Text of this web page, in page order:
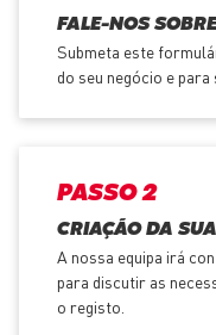
FALE-NOS
Submeta este
do seu negócio e
PASSO 2
CRIAÇÃO DA
A nossa equipa irá
para discutir as
o registo.